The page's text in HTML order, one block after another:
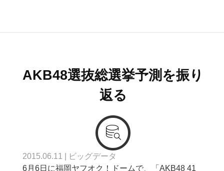
AKB48選抜総選挙予測を振り
返る
2015.06.11
ビッグデータ
6月6日に福岡ヤフオク！ドームで、「AKB48 41